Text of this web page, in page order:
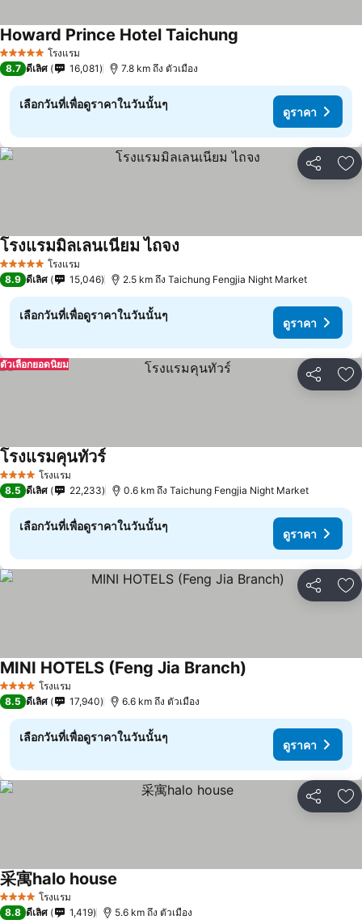
5 ดาว โรงแรม
Howard Prince Hotel Taichung
8.7 ดีเลิศ 16,081 7.8 km ถึง ตัวเมือง
เลือกวันที่เพื่อดูราคาในวันนั้นๆ
ดูราคา
แชร์ เ
5 ดาว โรงแรม
โรงแรมมิลเลนเนียม ไถจง
8.9 ดีเลิศ 15,046 2.5 km ถึง Taichung Fengjia Night Market
เลือกวันที่เพื่อดูราคาในวันนั้นๆ
ดูราคา
แชร์ เ
ตัวเลือกยอดนิยม
4 ดาว โรงแรม
โรงแรมคุนทัวร์
8.5 ดีเลิศ 22,233 0.6 km ถึง Taichung Fengjia Night Market
เลือกวันที่เพื่อดูราคาในวันนั้นๆ
ดูราคา
แชร์ เ
4 ดาว โรงแรม
MINI HOTELS (Feng Jia Branch)
8.5 ดีเลิศ 17,940 6.6 km ถึง ตัวเมือง
เลือกวันที่เพื่อดูราคาในวันนั้นๆ
ดูราคา
แชร์ เ
4 ดาว โรงแรม
采寓halo house
8.8 ดีเลิศ 1,419 5.6 km ถึง ตัวเมือง